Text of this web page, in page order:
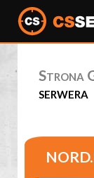
Strona
serwera